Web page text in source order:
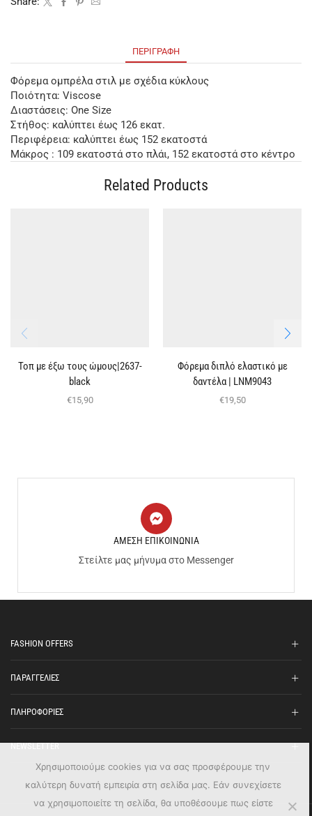
ΠΕΡΙΓΡΑΦΉ
Φόρεμα ομπρέλα στιλ με σχέδια κύκλους
Ποιότητα: Viscose
Διαστάσεις: One Size
Στήθος: καλύπτει έως 126 εκατ.
Περιφέρεια: καλύπτει έως 152 εκατoστά
Μάκρος : 109 εκατοστά στο πλάι, 152 εκατοστά στο κέντρο
Related Products
Τοπ με έξω τους ώμους|2637-
black
€15,90
Φόρεμα διπλό ελαστικό με
δαντέλα | LNM9043
€19,50
ΑΜΕΣΗ ΕΠΙΚΟΙΝΩΝΙΑ
Στείλτε μας μήνυμα στο Messenger
FASHION OFFERS
ΠΑΡΑΓΓΕΛΙΕΣ
ΠΛΗΡΟΦΟΡΙΕΣ
NEWSLETTER
Χρησιμοποιούμε cookies για να σας προσφέρουμε την
καλύτερη δυνατή εμπειρία στη σελίδα μας. Εάν συνεχίσετε
να χρησιμοποιείτε τη σελίδα, θα υποθέσουμε πως είστε